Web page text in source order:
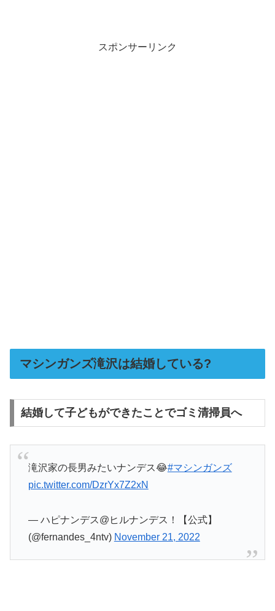
スポンサーリンク
マシンガンズ滝沢は結婚している?
結婚して子どもができたことでゴミ清掃員へ
滝沢家の長男みたいナンデス😂#マシンガンズ
pic.twitter.com/DzrYx7Z2xN
— ハピナンデス@ヒルナンデス！【公式】
(@fernandes_4ntv) November 21, 2022